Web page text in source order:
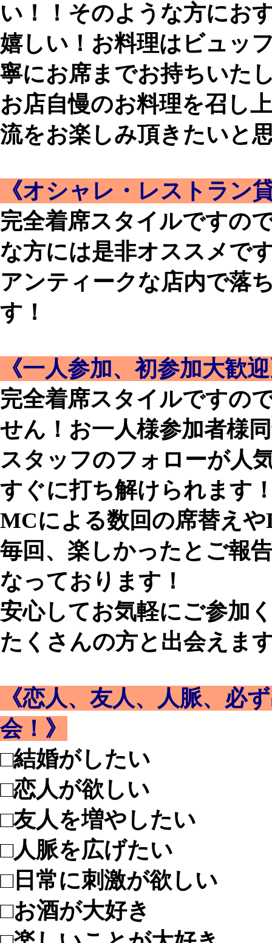
い！！そのような方にお
嬉しい！お料理はビュッ
寧にお席までお持ちいた
お店自慢のお料理を召し
流をお楽しみ頂きたいと
《オシャレ・レストラン
完全着席スタイルですの
な方には是非オススメで
アンティークな店内で落
す！
《一人参加、初参加大歓
完全着席スタイルですの
せん！お一人様参加者様
スタッフのフォローが人
すぐに打ち解けられます
MCによる数回の席替え
毎回、楽しかったとご報
なっております！
安心してお気軽にご参加
たくさんの方と出会えま
《恋人、友人、人脈、必
会！》
□結婚がしたい
□恋人が欲しい
□友人を増やしたい
□人脈を広げたい
□日常に刺激が欲しい
□お酒が大好き